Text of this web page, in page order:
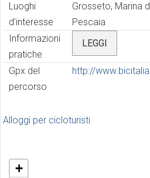
Luoghi
d'interesse
Grosseto, Marina
Pescaia
Informazioni
pratiche
LEGGI
Gpx del
percorso
http://
Alloggi per cicloturisti
+